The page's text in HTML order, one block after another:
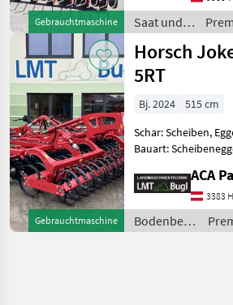
Gebrauchtmaschine
Horsch
Saat und
Pflege /
Horsch
Gebrauchtmaschine
Horsch
5RT
Bj. 2024
515 cm
Schar: Scheiben,
Bauart:
Klappvorrichtung,
Nachlaufeinrichtung
Joker 5RT *
hydraulisch
3383
/ Horsch